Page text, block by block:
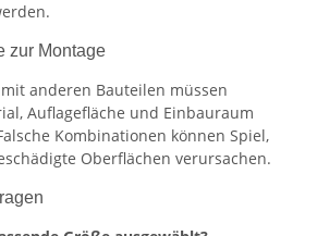
zur Montage
anderen Bauteilen müssen
Auflagefläche und Einbauraum
Kombinationen können Spiel,
Oberflächen verursachen.